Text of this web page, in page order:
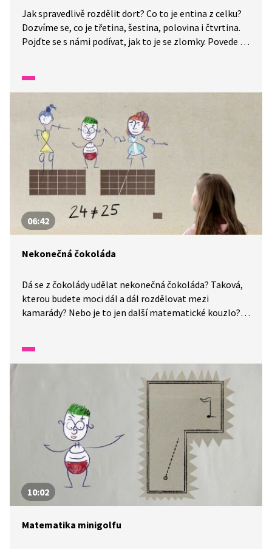
Jak spravedlivě rozdělit dort? Co to je entina z celku?
Dozvíme se, co je třetina, šestina, polovina i čtvrtina.
Pojďte se s námi podívat, jak to je se zlomky. Povede se
06:42
Nekonečná čokoláda
Dá se z čokolády udělat nekonečná čokoláda? Taková,
kterou budete moci dál a dál rozdělovat mezi
kamarády? Nebo je to jen další matematické kouzlo?
matematika.
10:02
Matematika minigolfu